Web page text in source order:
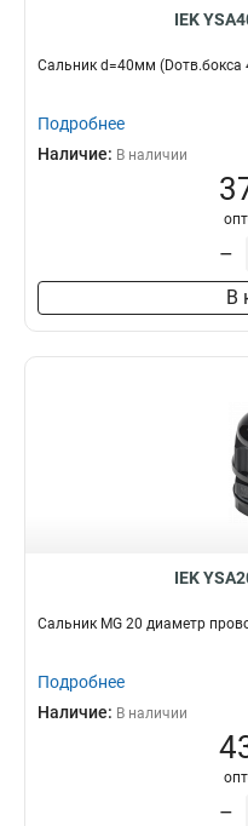
IEK
Сальник d=40мм
Подробнее
Наличие: В наличии
–
В
IEK
Сальник MG 20 диаметр
Подробнее
Наличие: В наличии
–